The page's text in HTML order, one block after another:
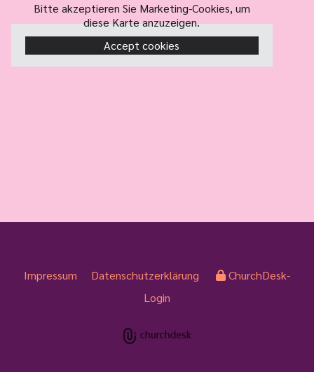
Bitte akzeptieren Sie Marketing-Cookies, um
diese Karte anzuzeigen.
Accept cookies
Impressum Datenschutzerklärung
ChurchDesk-
Login